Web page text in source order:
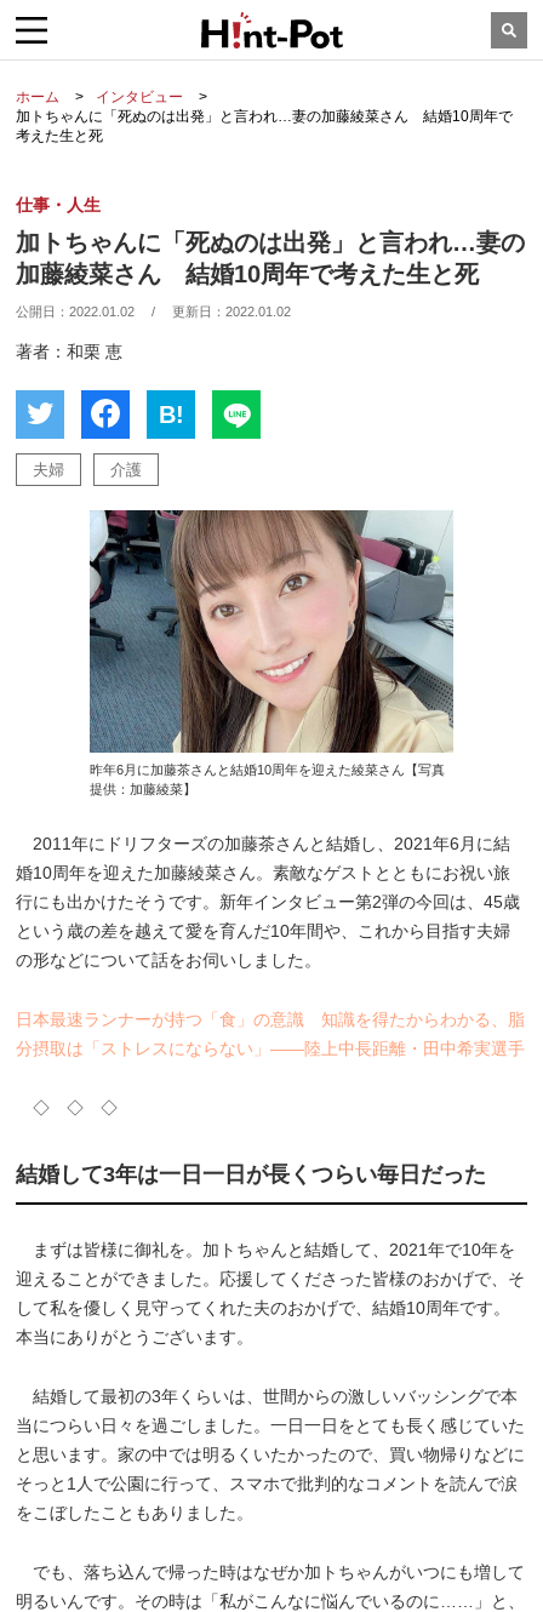
ホーム
インタビュー
加トちゃんに「死ぬのは出発」と言われ…妻の加藤綾菜さん 結婚10周年で
考えた生と死
仕事・人生
加トちゃんに「死ぬのは出発」と言われ…妻の
加藤綾菜さん 結婚10周年で考えた生と死
公開日：2022.01.02 / 更新日：2022.01.02
著者：和栗 恵
B!
夫婦 介護
昨年6月に加藤茶さんと結婚10周年を迎えた綾菜さん【写真
提供：加藤綾菜】
2011年にドリフターズの加藤茶さんと結婚し、2021年6月に結
婚10周年を迎えた加藤綾菜さん。素敵なゲストとともにお祝い旅
行にも出かけたそうです。新年インタビュー第2弾の今回は、45歳
という歳の差を越えて愛を育んだ10年間や、これから目指す夫婦
の形などについて話をお伺いしました。
日本最速ランナーが持つ「食」の意識 知識を得たからわかる、脂
分摂取は「ストレスにならない」――陸上中長距離・田中希実選手
◇ ◇ ◇
結婚して3年は一日一日が長くつらい毎日だった
まずは皆様に御礼を。加トちゃんと結婚して、2021年で10年を
迎えることができました。応援してくださった皆様のおかげで、そ
して私を優しく見守ってくれた夫のおかげで、結婚10周年です。
本当にありがとうございます。
結婚して最初の3年くらいは、世間からの激しいバッシングで本
当につらい日々を過ごしました。一日一日をとても長く感じていた
と思います。家の中では明るくいたかったので、買い物帰りなどに
そっと1人で公園に行って、スマホで批判的なコメントを読んで涙
をこぼしたこともありました。
でも、落ち込んで帰った時はなぜか加トちゃんがいつにも増して
明るいんです。その時は「私がこんなに悩んでいるのに……」と、